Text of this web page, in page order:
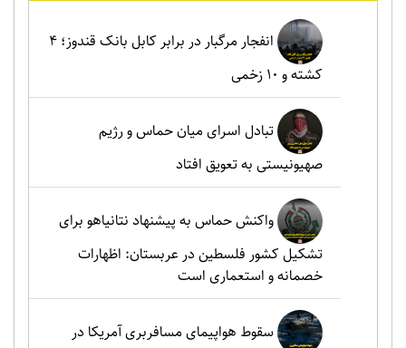
انفجار مرگبار در برابر کابل بانک قندوز؛ ۴
کشته و ۱۰ زخمی
تبادل اسرای میان حماس و رژیم
صهیونیستی به تعویق افتاد
واکنش حماس به پیشنهاد نتانیاهو برای
تشکیل کشور فلسطین در عربستان: اظهارات
خصمانه و استعماری است
سقوط هواپیمای مسافربری آمریکا در